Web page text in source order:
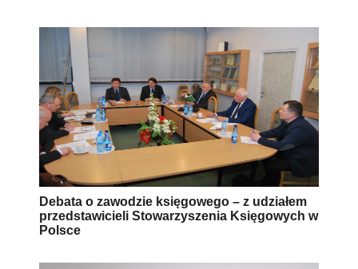
Debata o zawodzie księgowego – z udziałem
przedstawicieli Stowarzyszenia Księgowych w
Polsce